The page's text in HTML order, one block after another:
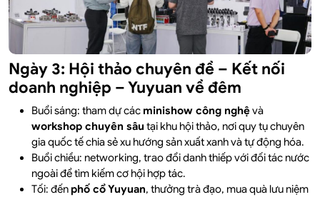
Ngày 3: Hội thảo chuyên đề – Kết nối
doanh nghiệp – Yuyuan về đêm
Buổi sáng: tham dự các minishow công nghệvà
workshop chuyên sâu tại khu hội thảo, nơi quy tụ chuyên
gia quốc tế chia sẻ xu hướng sản xuất xanh và tự động hóa.
Buổi chiều: networking, trao đổi danh thiếp với đối tác nước
ngoài để tìm kiếm cơ hội hợp tác.
Tối: đếnphố cổ Yuyuan, thưởng trà đạo, mua quà lưu niệm